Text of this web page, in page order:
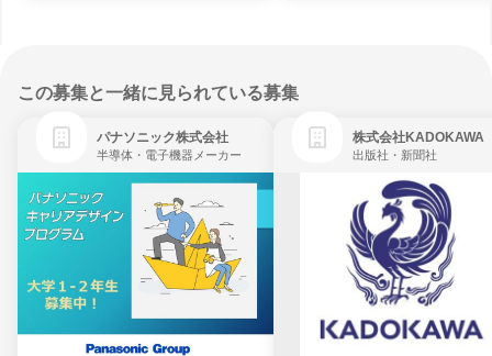
この募集と一緒に見られている募集
パナソニック株式会社
半導体・電子機器メーカー
株式会社KADOKAWA
出版社・新聞社